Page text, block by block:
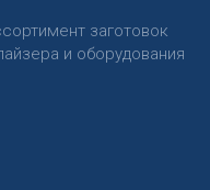
заготовок
и оборудования